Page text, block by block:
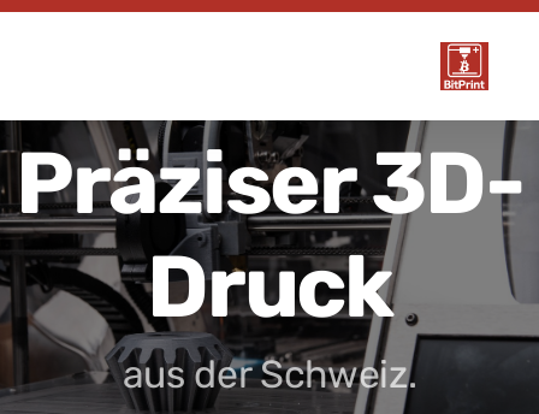
Präziser 3D-
Druck
aus der Schweiz.